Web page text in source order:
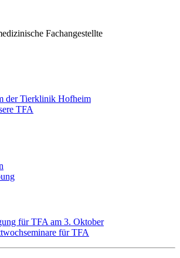
Fachangestellte
der Tierklinik Hofheim
TFA
für TFA am 3. Oktober
für TFA